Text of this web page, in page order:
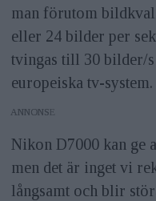
man förutom
eller 24 bilder per
tvingas till 30 bilder/
europeiska tv-system.
ANNONS
Nikon D7000 kan ge
men det är inget vi
långsamt och blir